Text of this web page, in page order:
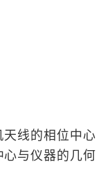
天线的相位中心
与仪器的几何